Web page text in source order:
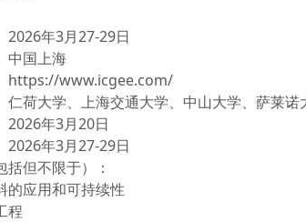
2026年3月27-29日
中国上海
https://www.icgee.com/
仁荷大学、上海交通大学、中山大学、萨莱
2026年3月20日
2026年3月27-29日
括但不限于）：
的应用和可持续性
程